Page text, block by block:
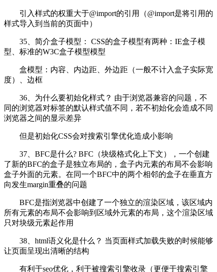
引入样式的权重大于@import的引用（@import是将引用的
样式导入到当前的页面中）
35、简介盒子模型： CSS的盒子模型有两种：IE盒子模
型、标准的W3C盒子模型模型
盒模型：内容、内边距、外边距（一般不计入盒子实际宽
度）、边框
36、为什么要初始化样式？ 由于浏览器兼容的问题，不
同的浏览器对标签的默认样式值不同，若不初始化会造成不同
浏览器之间的显示差异
但是初始化CSS会对搜索引擎优化造成小影响
37、BFC是什么? BFC（块级格式化上下文），一个创建
了新的BFC的盒子是独立布局的，盒子内元素的布局不会影响
盒子外面的元素。在同一个BFC中的两个相邻的盒子在垂直方
向发生margin重叠的问题
BFC是指浏览器中创建了一个独立的渲染区域，该区域内
所有元素的布局不会影响到区域外元素的布局，这个渲染区域
只对块级元素起作用
38、html语义化是什么？ 当页面样式加载失败的时候能够
让页面呈现出清晰的结构
有利于seo优化，利于被搜索引擎收录（更便于搜索引擎